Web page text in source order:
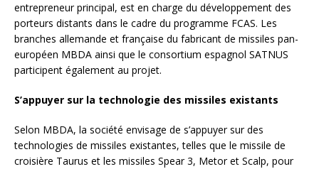
entrepreneur principal, est en charge du développement des
porteurs distants dans le cadre du programme FCAS. Les
branches allemande et française du fabricant de missiles pan-
européen MBDA ainsi que le consortium espagnol SATNUS
participent également au projet.
S’appuyer sur la technologie des missiles existants
Selon MBDA, la société envisage de s’appuyer sur des
technologies de missiles existantes, telles que le missile de
croisière Taurus et les missiles Spear 3, Metor et Scalp, pour